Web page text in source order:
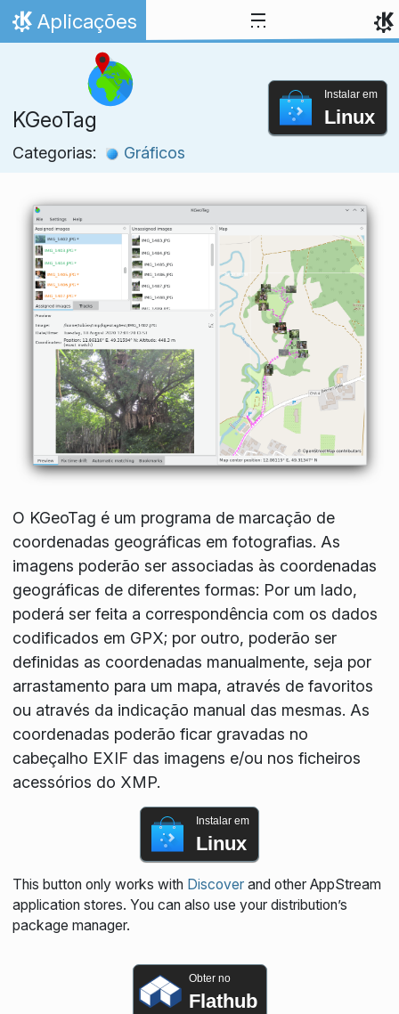
Ir para o conteúdo
Início
Aplicações
KGeoTag
Categorias: Gráficos
Instalar em
Linux
O KGeoTag é um programa de marcação de
coordenadas geográficas em fotografias. As
imagens poderão ser associadas às coordenadas
geográficas de diferentes formas: Por um lado,
poderá ser feita a correspondência com os dados
codificados em GPX; por outro, poderão ser
definidas as coordenadas manualmente, seja por
arrastamento para um mapa, através de favoritos
ou através da indicação manual das mesmas. As
coordenadas poderão ficar gravadas no
cabeçalho EXIF das imagens e/ou nos ficheiros
acessórios do XMP.
Instalar em
Linux
This button only works with Discoverand other AppStream
application stores. You can also use your distribution’s
package manager.
Obter no
Flathub